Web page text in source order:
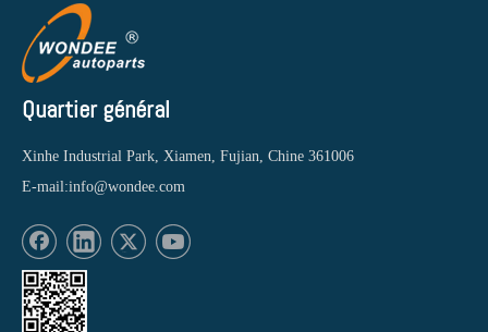
Quartier général
Xinhe Industrial Park, Xiamen, Fujian, Chine 361006
E-mail:info@wondee.com